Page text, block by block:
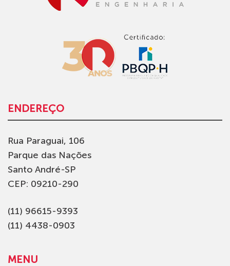
ENDEREÇO
Rua Paraguai, 106
Parque das Nações
Santo André-SP
CEP: 09210-290
(11) 96615-9393
(11) 4438-0903
MENU